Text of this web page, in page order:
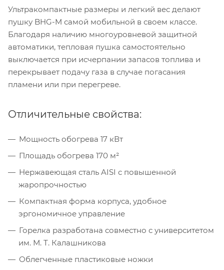
Ультракомпактные размеры и легкий вес делают
пушку BHG-M самой мобильной в своем классе.
Благодаря наличию многоуровневой защитной
автоматики, тепловая пушка самостоятельно
выключается при исчерпании запасов топлива и
перекрывает подачу газа в случае погасания
пламени или при перегреве.
Отличительные свойства:
Мощность обогрева 17 кВт
Площадь обогрева 170 м²
Нержавеющая сталь AISI с повышенной
жаропрочностью
Компактная форма корпуса, удобное
эргономичное управление
Горелка разработана совместно с университетом
им. М. Т. Калашникова
Облегченные пластиковые ножки